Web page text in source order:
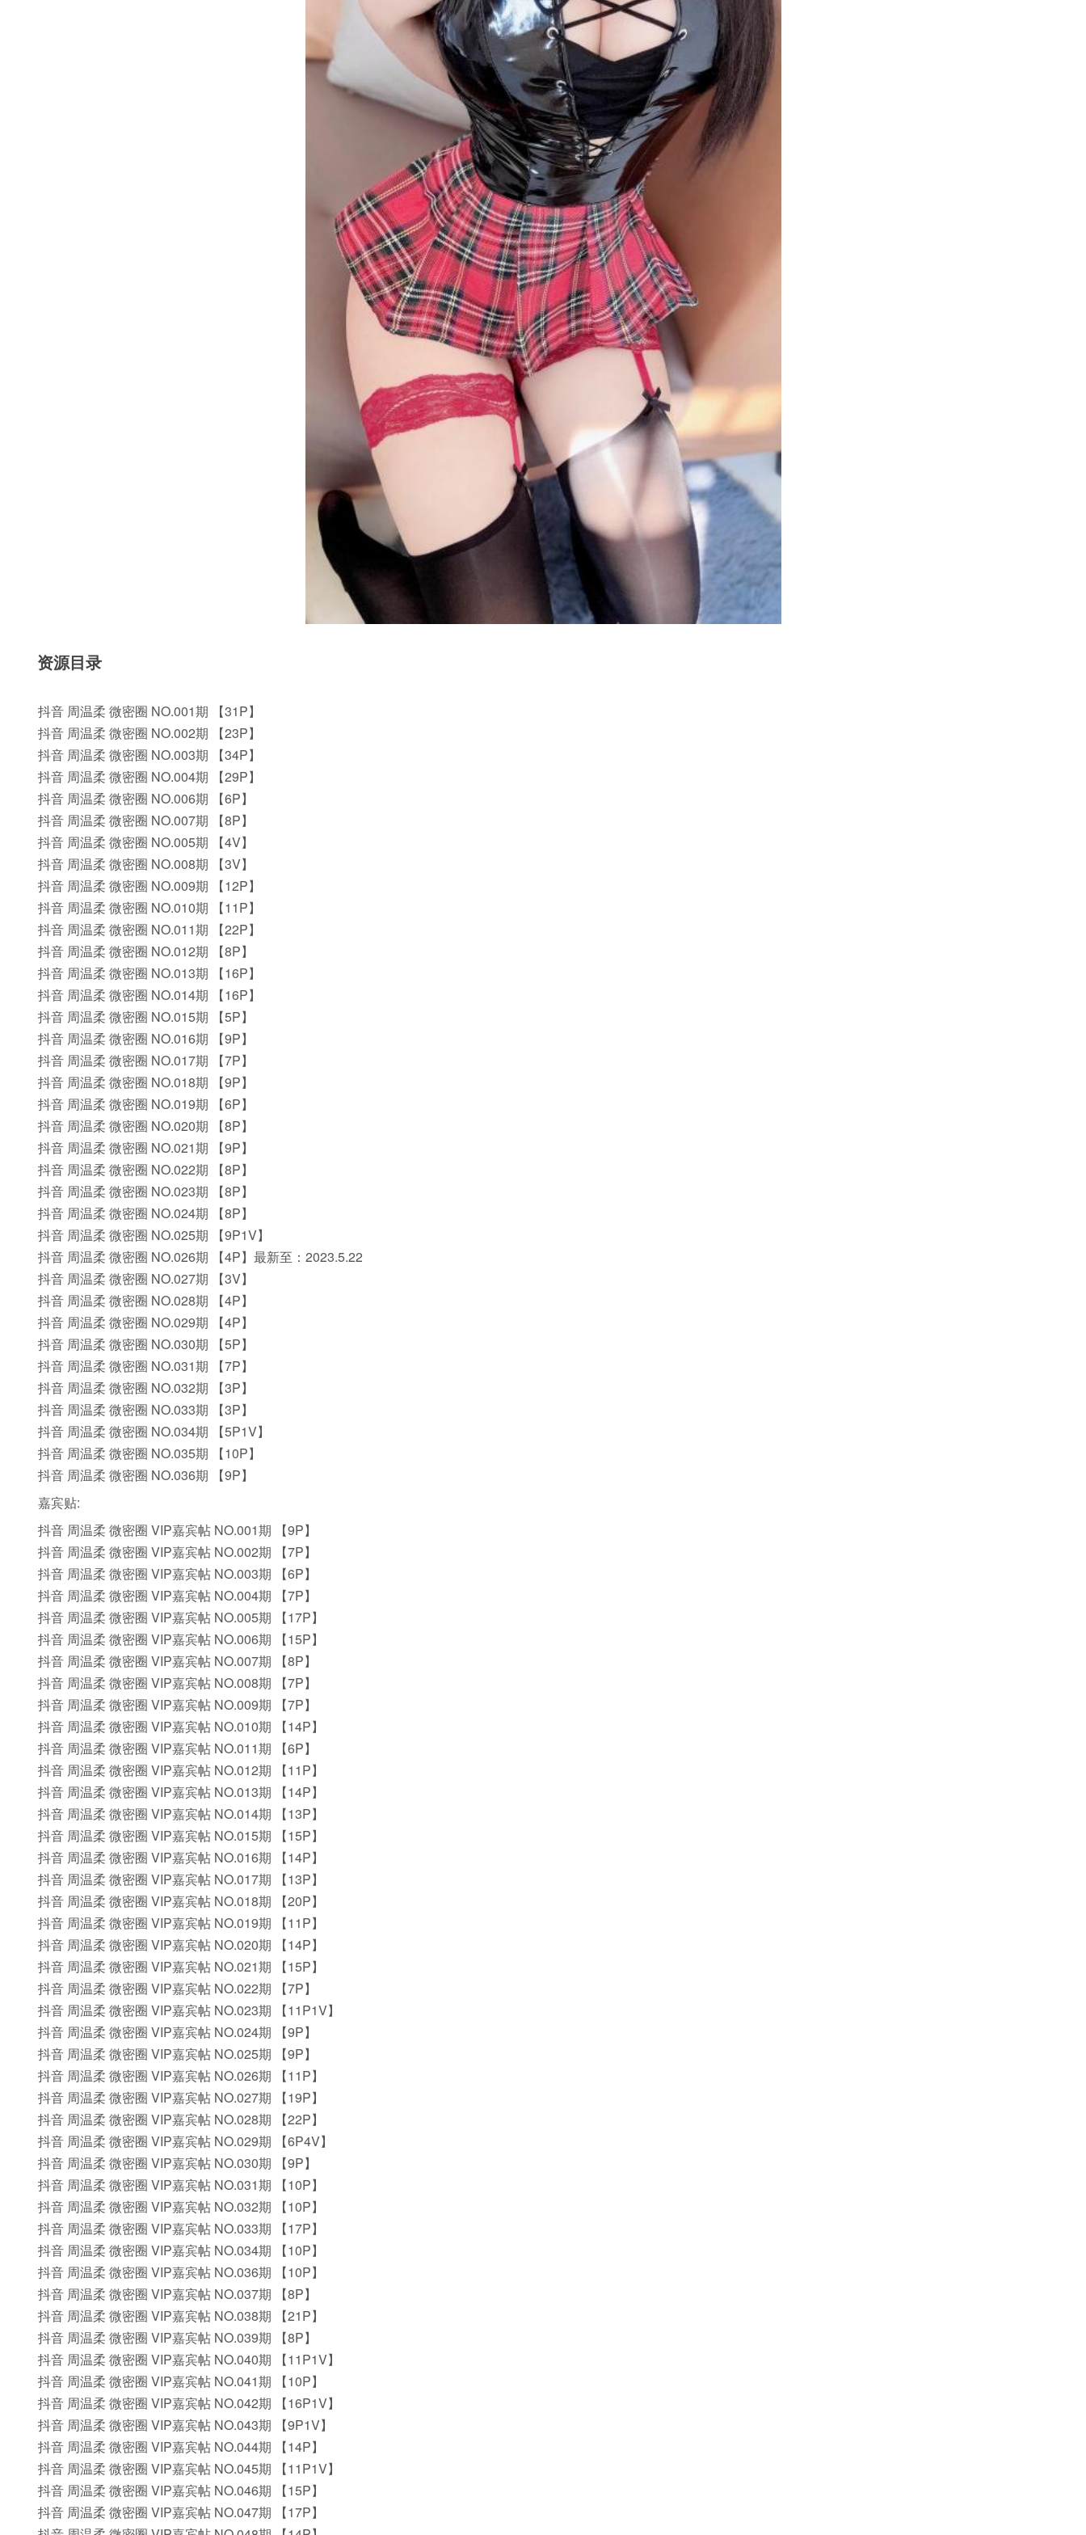
资源目录
抖音 周温柔 微密圈 NO.001期 【31P】
抖音 周温柔 微密圈 NO.002期 【23P】
抖音 周温柔 微密圈 NO.003期 【34P】
抖音 周温柔 微密圈 NO.004期 【29P】
抖音 周温柔 微密圈 NO.006期 【6P】
抖音 周温柔 微密圈 NO.007期 【8P】
抖音 周温柔 微密圈 NO.005期 【4V】
抖音 周温柔 微密圈 NO.008期 【3V】
抖音 周温柔 微密圈 NO.009期 【12P】
抖音 周温柔 微密圈 NO.010期 【11P】
抖音 周温柔 微密圈 NO.011期 【22P】
抖音 周温柔 微密圈 NO.012期 【8P】
抖音 周温柔 微密圈 NO.013期 【16P】
抖音 周温柔 微密圈 NO.014期 【16P】
抖音 周温柔 微密圈 NO.015期 【5P】
抖音 周温柔 微密圈 NO.016期 【9P】
抖音 周温柔 微密圈 NO.017期 【7P】
抖音 周温柔 微密圈 NO.018期 【9P】
抖音 周温柔 微密圈 NO.019期 【6P】
抖音 周温柔 微密圈 NO.020期 【8P】
抖音 周温柔 微密圈 NO.021期 【9P】
抖音 周温柔 微密圈 NO.022期 【8P】
抖音 周温柔 微密圈 NO.023期 【8P】
抖音 周温柔 微密圈 NO.024期 【8P】
抖音 周温柔 微密圈 NO.025期 【9P1V】
抖音 周温柔 微密圈 NO.026期 【4P】最新至：2023.5.22
抖音 周温柔 微密圈 NO.027期 【3V】
抖音 周温柔 微密圈 NO.028期 【4P】
抖音 周温柔 微密圈 NO.029期 【4P】
抖音 周温柔 微密圈 NO.030期 【5P】
抖音 周温柔 微密圈 NO.031期 【7P】
抖音 周温柔 微密圈 NO.032期 【3P】
抖音 周温柔 微密圈 NO.033期 【3P】
抖音 周温柔 微密圈 NO.034期 【5P1V】
抖音 周温柔 微密圈 NO.035期 【10P】
抖音 周温柔 微密圈 NO.036期 【9P】
嘉宾贴:
抖音 周温柔 微密圈 VIP嘉宾帖 NO.001期 【9P】
抖音 周温柔 微密圈 VIP嘉宾帖 NO.002期 【7P】
抖音 周温柔 微密圈 VIP嘉宾帖 NO.003期 【6P】
抖音 周温柔 微密圈 VIP嘉宾帖 NO.004期 【7P】
抖音 周温柔 微密圈 VIP嘉宾帖 NO.005期 【17P】
抖音 周温柔 微密圈 VIP嘉宾帖 NO.006期 【15P】
抖音 周温柔 微密圈 VIP嘉宾帖 NO.007期 【8P】
抖音 周温柔 微密圈 VIP嘉宾帖 NO.008期 【7P】
抖音 周温柔 微密圈 VIP嘉宾帖 NO.009期 【7P】
抖音 周温柔 微密圈 VIP嘉宾帖 NO.010期 【14P】
抖音 周温柔 微密圈 VIP嘉宾帖 NO.011期 【6P】
抖音 周温柔 微密圈 VIP嘉宾帖 NO.012期 【11P】
抖音 周温柔 微密圈 VIP嘉宾帖 NO.013期 【14P】
抖音 周温柔 微密圈 VIP嘉宾帖 NO.014期 【13P】
抖音 周温柔 微密圈 VIP嘉宾帖 NO.015期 【15P】
抖音 周温柔 微密圈 VIP嘉宾帖 NO.016期 【14P】
抖音 周温柔 微密圈 VIP嘉宾帖 NO.017期 【13P】
抖音 周温柔 微密圈 VIP嘉宾帖 NO.018期 【20P】
抖音 周温柔 微密圈 VIP嘉宾帖 NO.019期 【11P】
抖音 周温柔 微密圈 VIP嘉宾帖 NO.020期 【14P】
抖音 周温柔 微密圈 VIP嘉宾帖 NO.021期 【15P】
抖音 周温柔 微密圈 VIP嘉宾帖 NO.022期 【7P】
抖音 周温柔 微密圈 VIP嘉宾帖 NO.023期 【11P1V】
抖音 周温柔 微密圈 VIP嘉宾帖 NO.024期 【9P】
抖音 周温柔 微密圈 VIP嘉宾帖 NO.025期 【9P】
抖音 周温柔 微密圈 VIP嘉宾帖 NO.026期 【11P】
抖音 周温柔 微密圈 VIP嘉宾帖 NO.027期 【19P】
抖音 周温柔 微密圈 VIP嘉宾帖 NO.028期 【22P】
抖音 周温柔 微密圈 VIP嘉宾帖 NO.029期 【6P4V】
抖音 周温柔 微密圈 VIP嘉宾帖 NO.030期 【9P】
抖音 周温柔 微密圈 VIP嘉宾帖 NO.031期 【10P】
抖音 周温柔 微密圈 VIP嘉宾帖 NO.032期 【10P】
抖音 周温柔 微密圈 VIP嘉宾帖 NO.033期 【17P】
抖音 周温柔 微密圈 VIP嘉宾帖 NO.034期 【10P】
抖音 周温柔 微密圈 VIP嘉宾帖 NO.036期 【10P】
抖音 周温柔 微密圈 VIP嘉宾帖 NO.037期 【8P】
抖音 周温柔 微密圈 VIP嘉宾帖 NO.038期 【21P】
抖音 周温柔 微密圈 VIP嘉宾帖 NO.039期 【8P】
抖音 周温柔 微密圈 VIP嘉宾帖 NO.040期 【11P1V】
抖音 周温柔 微密圈 VIP嘉宾帖 NO.041期 【10P】
抖音 周温柔 微密圈 VIP嘉宾帖 NO.042期 【16P1V】
抖音 周温柔 微密圈 VIP嘉宾帖 NO.043期 【9P1V】
抖音 周温柔 微密圈 VIP嘉宾帖 NO.044期 【14P】
抖音 周温柔 微密圈 VIP嘉宾帖 NO.045期 【11P1V】
抖音 周温柔 微密圈 VIP嘉宾帖 NO.046期 【15P】
抖音 周温柔 微密圈 VIP嘉宾帖 NO.047期 【17P】